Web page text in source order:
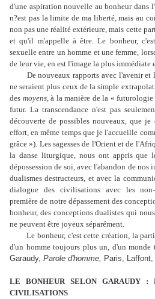
d'une aspiration nouvelle au bonheur dans
n?est pas la limite de ma liberté, mais au
non pas une réalité extérieure, mais cette
et qu'il m'appelle à être. Le bonheur,
sexuelle entre un homme et une femme,
de leur vie, en est l'image la plus immédiate
De nouveaux rapports avec l'avenir et
ne seraient plus ceux de la simple
des moyens, à la manière de la «
futur. La transcendance n'est pas
découverte de possibles nouveaux, que
effort, en même temps que je l'accueille
grâce »). Les sagesses de l'Orient et de
la danse liturgique, nous ont appris que
dépossession de soi, avec l'abandon de
dualismes destructeurs, et avec la
dialogue des civilisations avec les
première de notre dépassement des
bonheur, des conceptions dualistes qui
ne peuvent être joyeux séparément.
Le bonheur, c'est cette création, la
d'un homme toujours plus un, d'un monde
Garaudy, Parole d'homme, Paris, Laffont,
LE BONHEUR SELON GARAUDY :
CIVILISATIONS